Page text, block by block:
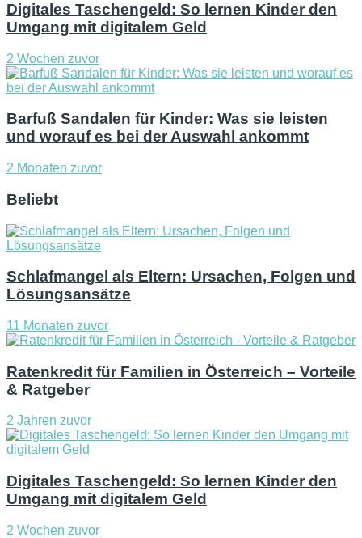
Digitales Taschengeld: So lernen Kinder den
Umgang mit digitalem Geld
2 Wochen zuvor
Barfuß Sandalen für Kinder: Was sie leisten
und worauf es bei der Auswahl ankommt
2 Monaten zuvor
Beliebt
Schlafmangel als Eltern: Ursachen, Folgen und
Lösungsansätze
11 Monaten zuvor
Ratenkredit für Familien in Österreich – Vorteile
& Ratgeber
2 Jahren zuvor
Digitales Taschengeld: So lernen Kinder den
Umgang mit digitalem Geld
2 Wochen zuvor